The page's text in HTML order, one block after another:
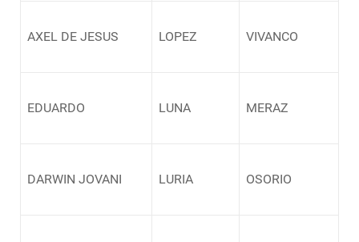
AXEL DE JESUS LOPEZ VIVANCO
EDUARDO LUNA MERAZ
DARWIN JOVANI LURIA OSORIO